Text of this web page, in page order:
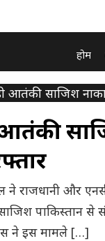
होम
आतंकी साजिश
ने राजधानी और
पाकिस्तान
ने इस मामले […]